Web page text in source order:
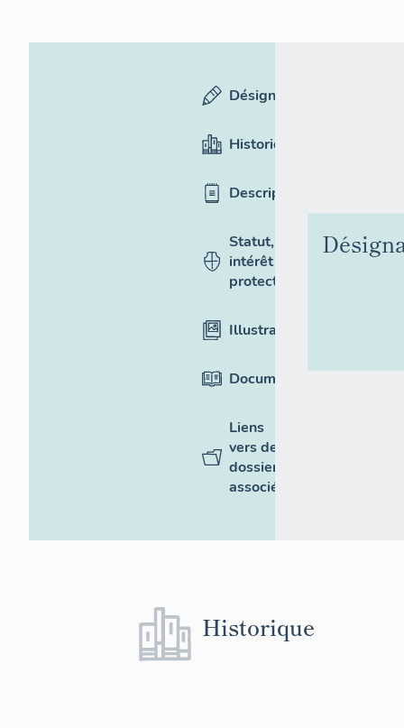
Désignation
Historique
Description
Statut,
intérêt et
protection
Illustrations
Documentation
Liens
vers des
dossiers
associés
Historique